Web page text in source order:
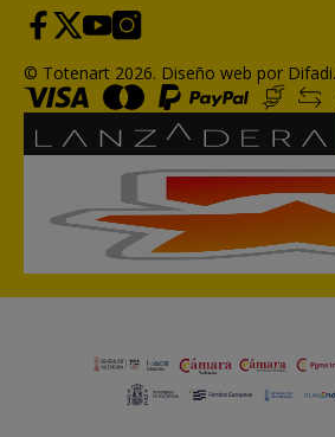
© Totenart 2026. Diseño web por